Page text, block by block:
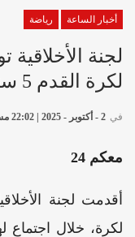
أخبار الساعة رياضة
لجنة
لكرة القدم 5 سنوات
في 2 - أكتوبر - 2025 | 22:02 مساءً
معكم 24
أقدمت لجنة
لكرة، خلال